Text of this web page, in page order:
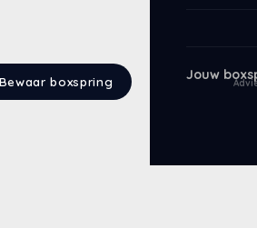
Bewaar boxspring Jouw